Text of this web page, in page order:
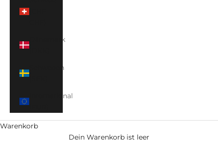
Dänemark
Schweden
International
Warenkorb
Dein Warenkorb ist leer